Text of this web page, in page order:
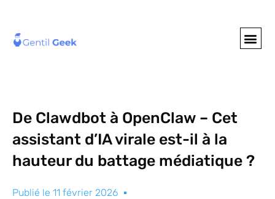
De Clawdbot à OpenClaw – Cet
assistant d’IA virale est-il à la
hauteur du battage médiatique ?
Publié le 11 février 2026